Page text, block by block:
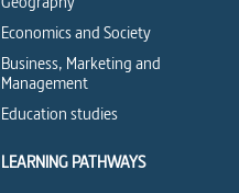
Economics and Society
Business, Marketing and
Management
Education studies
LEARNING PATHWAYS